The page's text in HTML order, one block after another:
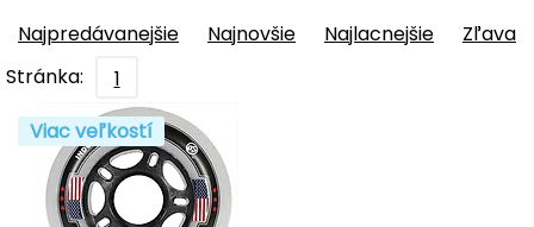
Najpredávanejšie Najnovšie Najlacnejšie
Zľava
Stránka:
1
Viac veľkostí